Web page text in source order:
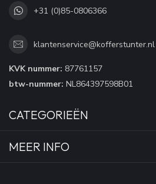
+31 (0)85-0806366
klantenservice@kofferstunter.nl
KVK nummer: 87761157
btw-nummer: NL864397598B01
CATEGORIEËN
MEER INFO